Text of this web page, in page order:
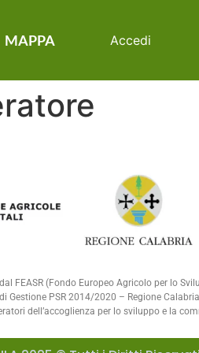
MAPPA Accedi
FEASR (Fondo Europeo Agricolo per lo
Gestione PSR 2014/2020 – Regione Calabria
dell’accoglienza per lo sviluppo e la